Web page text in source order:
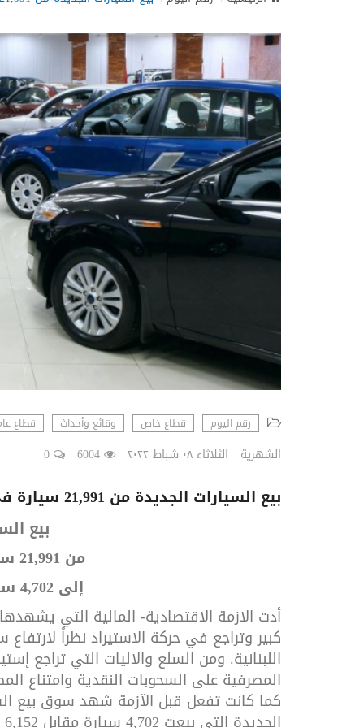
رقم اليوم قطاع خاص وقائع وأحداث قطاع
الشهرية الثلاثاء ٠٨ شباط ٢٠٢٢ 6004
0
بيع السيارات الجديدة من 21,991 سيارة في العام 2019 إلى 4,702 سيارة في العام 2021
بيع
من 21,991 سيارة في العام 2019
إلى 4,702 سيارة في العام 2021
كبير وتراجع في حركة الاستيراد نظراً
اللبنانية. ومن السلع والاليات التي تراجع
المصرفية على السحوبات النقدية وامتناع
كما كانت تفعل قبل الآزمة شهد سوق بيع